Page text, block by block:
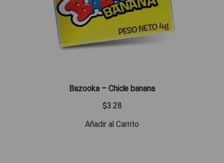
Bazooka – Chicle banana
$3.28
Añadir al Carrito